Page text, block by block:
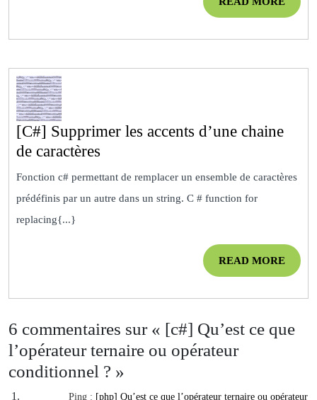
site
ligne
serveur
MORE
[C#] Supprimer les accents d’une chaine
de caractères
Supprimer
Fonction c# permettant de remplacer un ensemble de caractères
prédéfinis par un autre dans un string. C # function for
replacing{...}
READ MOREREAD
MORE
6 commentaires sur « [c#] Qu’est ce que
l’opérateur ternaire ou opérateur
conditionnel ? »
Ping : [php] Qu’est ce que l’opérateur ternaire ou opérateur